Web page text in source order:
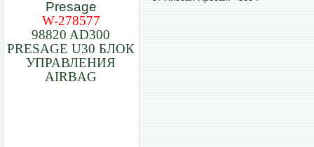
W-278577
98820 AD300
PRESAGE U30 БЛОК
УПРАВЛЕНИЯ
AIRBAG